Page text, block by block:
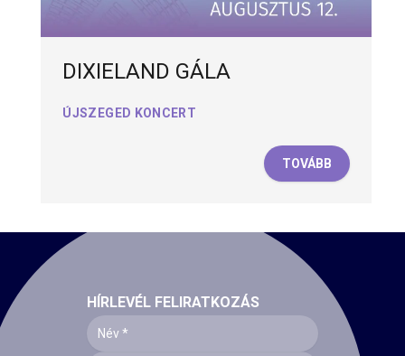
DIXIELAND GÁLA
ÚJSZEGED KONCERT
TOVÁBB
HÍRLEVÉL FELIRATKOZÁS